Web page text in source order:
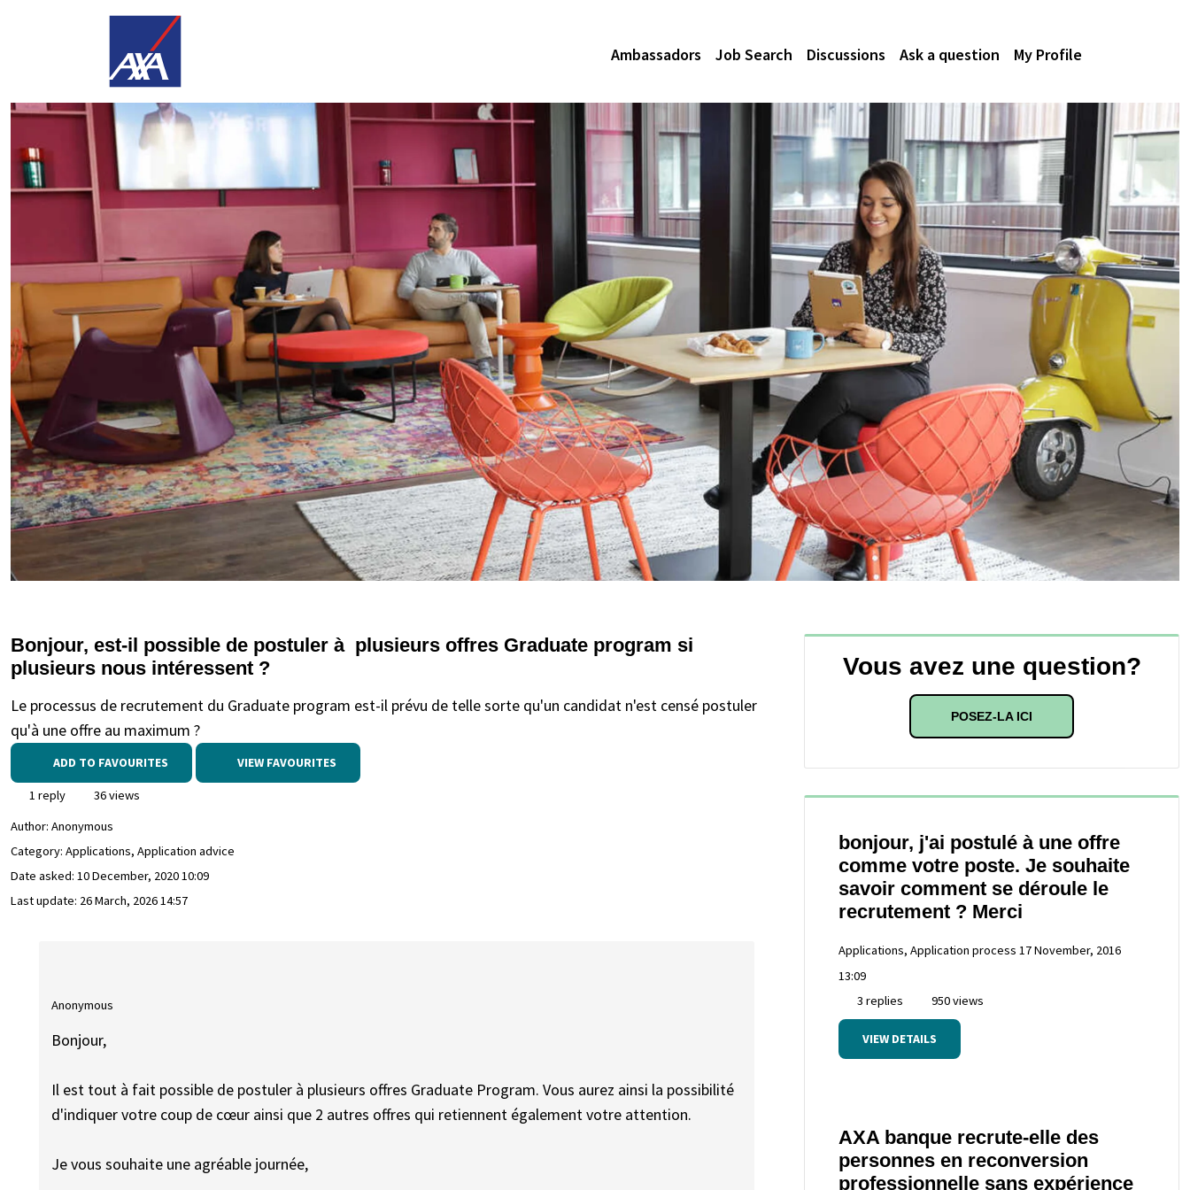
Ambassadors Job Search Discussions Ask a question My Profile
Bonjour, est-il possible de postuler à plusieurs offres Graduate program si
plusieurs nous intéressent ?
Le processus de recrutement du Graduate program est-il prévu de telle sorte qu'un candidat n'est censé postuler
qu'à une offre au maximum ?
ADD TO FAVOURITES VIEW FAVOURITES
1 reply
36 views
Author: Anonymous
Category: Applications, Application advice
Date asked: 10 December, 2020 10:09
Last update: 26 March, 2026 14:57
Anonymous
Bonjour,
Il est tout à fait possible de postuler à plusieurs offres Graduate Program. Vous aurez ainsi la possibilité
d'indiquer votre coup de cœur ainsi que 2 autres offres qui retiennent également votre attention.
Je vous souhaite une agréable journée,
Vous avez une question?
POSEZ-LA ICI
bonjour, j'ai postulé à une offre
comme votre poste. Je souhaite
savoir comment se déroule le
recrutement ? Merci
Applications, Application process 17 November, 2016
13:09
3 replies
950 views
VIEW DETAILS
AXA banque recrute-elle des
personnes en reconversion
professionnelle sans expérience